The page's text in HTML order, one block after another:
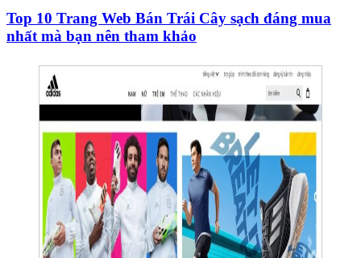
Top 10 Trang Web Bán Trái Cây sạch đáng mua
nhất mà bạn nên tham khảo